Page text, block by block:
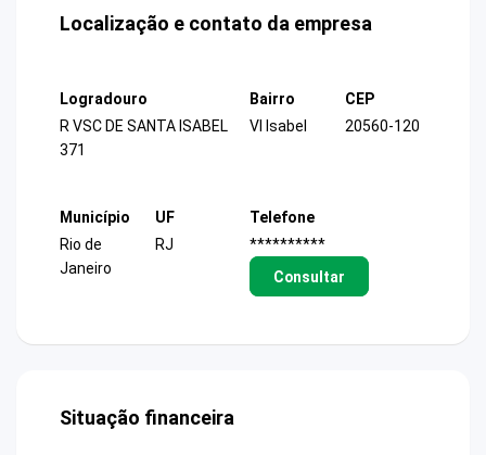
Localização e contato da empresa
Logradouro
R VSC DE SANTA ISABEL
371
Bairro
Vl Isabel
CEP
20560-120
Município
Rio de
Janeiro
UF
RJ
Telefone
**********
Consultar
Situação financeira